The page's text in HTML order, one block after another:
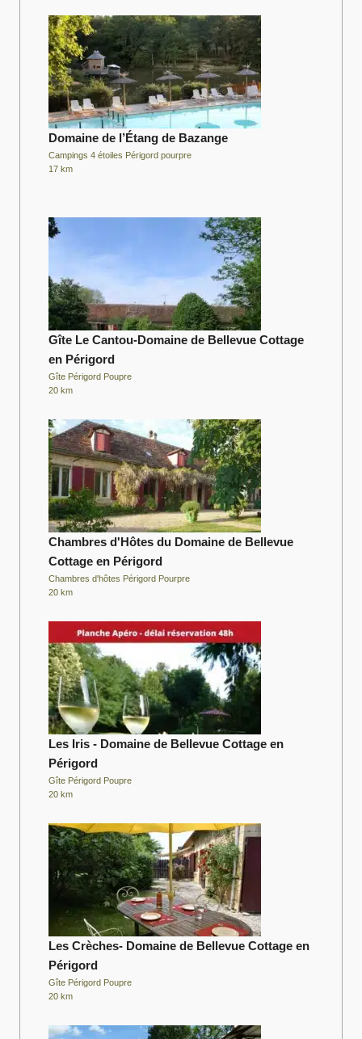
Domaine de l’Étang de Bazange
Campings 4 étoiles Périgord pourpre
17 km
Gîte Le Cantou-Domaine de Bellevue Cottage
en Périgord
Gîte Périgord Poupre
20 km
Chambres d'Hôtes du Domaine de Bellevue
Cottage en Périgord
Chambres d'hôtes Périgord Pourpre
20 km
Les Iris - Domaine de Bellevue Cottage en
Périgord
Gîte Périgord Poupre
20 km
Les Crèches- Domaine de Bellevue Cottage en
Périgord
Gîte Périgord Poupre
20 km